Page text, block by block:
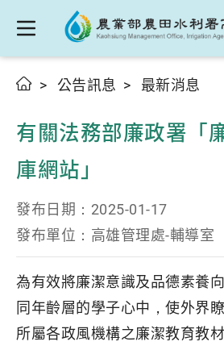
公告訊息 最新消息
有關法務部廉政署「
庫網站」
發布日期： 2025-01-17
發布單位： 高雄管理處-輔導室
為有效將廉潔意識及品德素養
同年齡層的學子心中，使外界
所屬各政風機構之廉潔教育教